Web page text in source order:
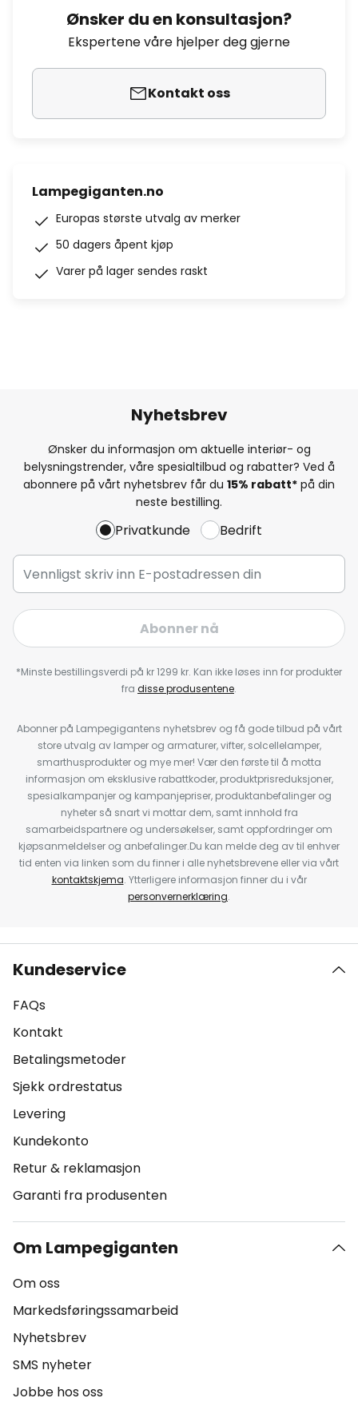
Ønsker du en konsultasjon?
Ekspertene våre hjelper deg gjerne
Kontakt oss
Lampegiganten.no
Europas største utvalg av merker
50 dagers åpent kjøp
Varer på lager sendes raskt
Nyhetsbrev
Ønsker du informasjon om aktuelle interiør- og
belysningstrender, våre spesialtilbud og rabatter? Ved å
abonnere på vårt nyhetsbrev får du 15% rabatt* på din
neste bestilling.
Privatkunde Bedrift
Abonner nå
*Minste bestillingsverdi på kr 1299 kr. Kan ikke løses inn for produkter
fra disse produsentene.
Abonner på Lampegigantens nyhetsbrev og få gode tilbud på vårt
store utvalg av lamper og armaturer, vifter, solcellelamper,
smarthusprodukter og mye mer! Vær den første til å motta
informasjon om eksklusive rabattkoder, produktprisreduksjoner,
spesialkampanjer og kampanjepriser, produktanbefalinger og
nyheter så snart vi mottar dem, samt innhold fra
samarbeidspartnere og undersøkelser, samt oppfordringer om
kjøpsanmeldelser og anbefalinger.Du kan melde deg av til enhver
tid enten via linken som du finner i alle nyhetsbrevene eller via vårt
kontaktskjema. Ytterligere informasjon finner du i vår
personvernerklæring.
Kundeservice
FAQs
Kontakt
Betalingsmetoder
Sjekk ordrestatus
Levering
Kundekonto
Retur & reklamasjon
Garanti fra produsenten
Om Lampegiganten
Om oss
Markedsføringssamarbeid
Nyhetsbrev
SMS nyheter
Jobbe hos oss